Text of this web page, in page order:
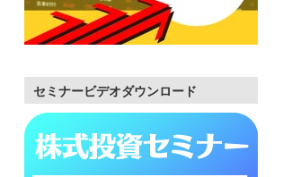
セミナービデオダウンロード